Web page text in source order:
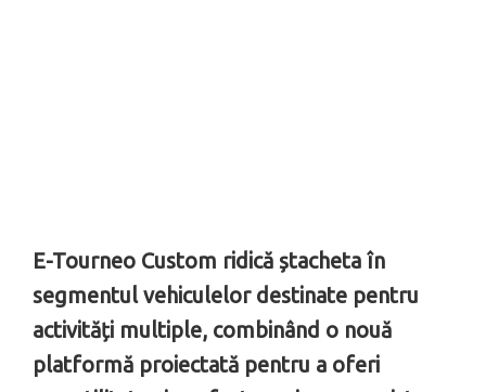
E-Tourneo Custom ridică ștacheta în
segmentul vehiculelor destinate pentru
activități multiple, combinând o nouă
platformă proiectată pentru a oferi